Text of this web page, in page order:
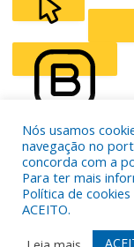
CURSOR
FONT WEIGHT
Color Modules
Nós usamos
navegação no
concorda com a
Para ter mais
Política de cookies
ACEITO.